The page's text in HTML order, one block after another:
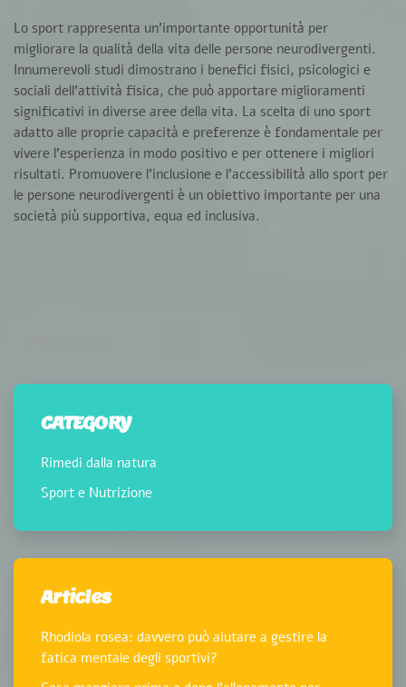
Lo sport rappresenta un’importante opportunità per
migliorare la qualità della vita delle persone neurodivergenti.
Innumerevoli studi dimostrano i benefici fisici, psicologici e
sociali dell’attività fisica, che può apportare miglioramenti
significativi in diverse aree della vita. La scelta di uno sport
adatto alle proprie capacità e preferenze è fondamentale per
vivere l’esperienza in modo positivo e per ottenere i migliori
risultati. Promuovere l’inclusione e l’accessibilità allo sport per
le persone neurodivergenti è un obiettivo importante per una
società più supportiva, equa ed inclusiva.
CATEGORY
Rimedi dalla natura
Sport e Nutrizione
Articles
Rhodiola rosea: davvero può aiutare a gestire la
fatica mentale degli sportivi?